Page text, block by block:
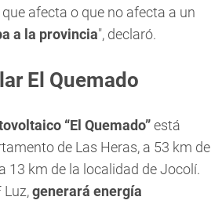
que afecta o que no afecta a un
a la provincia", declaró.
El Quemado
“El Quemado”está
de Las Heras, a 53 km de
13 km de la localidad de Jocolí.
Luz,generará energía